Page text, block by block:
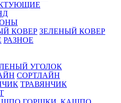
ЗЕЛЕНЫЙ КОВЕР
РАЗНОЕ
УГОЛОК
СОРТЛАЙН
ТРАВЯНЧИК